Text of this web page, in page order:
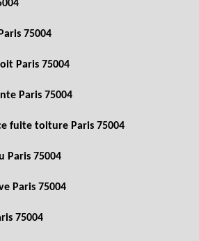
75004
Paris 75004
Paris 75004
fuite toiture Paris 75004
Paris 75004
Paris 75004
75004